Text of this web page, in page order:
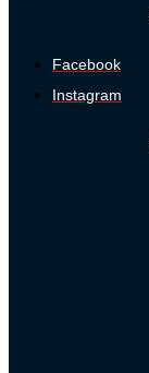
Facebook
Instagram